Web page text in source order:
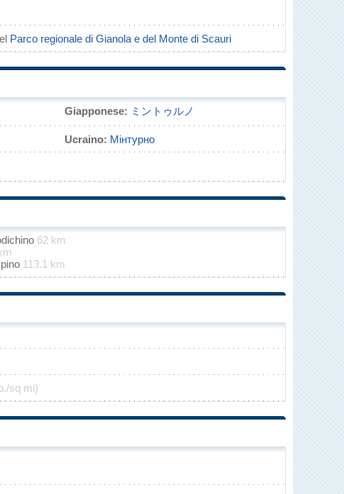
Parco regionale di Gianola e del Monte di Scauri
Giapponese: ミントゥルノ
Ucraino: Мінтурно
62 km
113.1 km
sq mi)